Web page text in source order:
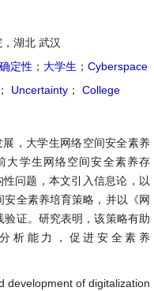
湖北 武汉
定性 ； 大学生 ； Cyberspace
； Uncertainty ；
College
，大学生网络空间安全素养
大学生网络空间安全素养存
问题，本文引入信息论，以
全素养培育策略，并以《网
证。研究表明，该策略有助
析能力，促进安全素养
development of digitalization